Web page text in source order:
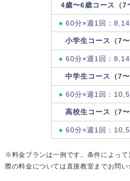
4歳〜6歳コース（7
60分×週1回：
小学生コース（7〜
60分×週1回：
中学生コース（7〜
60分×週1回：
高校生コース（7〜
60分×週1回：
※料金プランは一例です。条件によっ
際の料金については直接教室までお問い